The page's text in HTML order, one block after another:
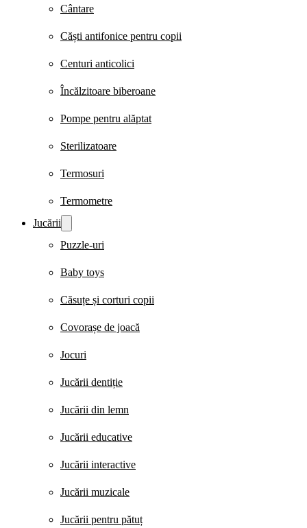
Cântare
Căști antifonice pentru copii
Centuri anticolici
Încălzitoare biberoane
Pompe pentru alăptat
Sterilizatoare
Termosuri
Termometre
Jucării
Puzzle-uri
Baby toys
Căsuțe și corturi copii
Covorașe de joacă
Jocuri
Jucării dentiție
Jucării din lemn
Jucării educative
Jucării interactive
Jucării muzicale
Jucării pentru pătuț